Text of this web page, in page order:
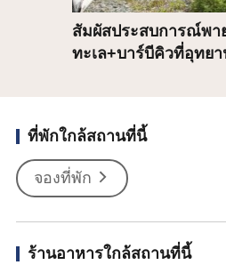
สัมผัสประสบการณ์พา
ทะเล+บาร์บีคิวที่อุทย
ที่พักใกล้สถานที่นี้
จองที่พัก
ร้านอาหารใกล้สถานที่นี้